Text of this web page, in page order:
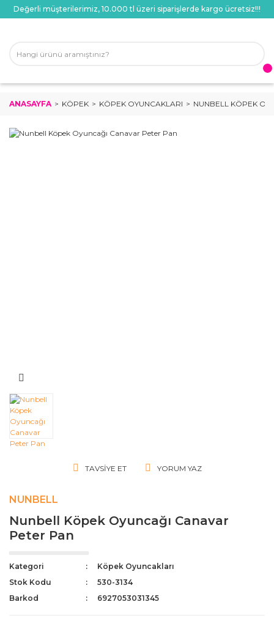
Değerli müşterilerimiz, 10.000 tl üzeri siparişlerde kargo ücretsiz!!!
ANASAYFA KÖPEK KÖPEK OYUNCAKLARI NUNBELL KÖPEK
TAVSIYE ET YORUM YAZ
NUNBELL
Nunbell Köpek Oyuncağı Canavar
Peter Pan
Kategori
Köpek Oyuncakları
Stok Kodu
530-3134
Barkod
6927053031345